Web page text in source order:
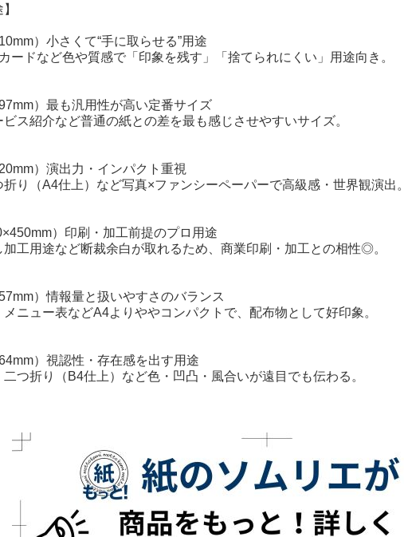
）小さくて“手に取らせる”用途
ードなど色や質感で「印象を残す」「捨てられにくい」用途向き。
）最も汎用性が高い定番サイズ
ビス紹介など普通の紙との差を最も感じさせやすいサイズ。
）演出力・インパクト重視
折り（A4仕上）など写真×ファンシーペーパーで高級感・世界観演出。
）印刷・加工前提のプロ用途
加工用途など断裁余白が取れるため、商業印刷・加工との相性◎。
）情報量と扱いやすさのバランス
メニュー表などA4よりややコンパクトで、配布物として好印象。
）視認性・存在感を出す用途
二つ折り（B4仕上）など色・凹凸・風合いが遠目でも伝わる。